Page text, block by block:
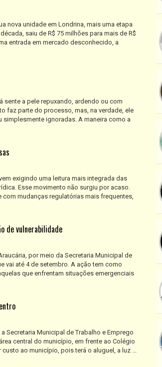
nova unidade em Londrina, mais uma etapa
saiu de R$ 75 milhões para mais de R$
entrada em mercado desconhecido, a
a pele repuxando, ardendo ou com
faz parte do processo, mas, na verdade, ele
ignoradas. A maneira como a
exigindo uma leitura mais integrada das
Esse movimento não surgiu por acaso.
mudanças regulatórias mais frequentes,
de vulnerabilidade
por meio da Secretaria Municipal de
vai até 4 de setembro. A ação tem como
que enfrentam situações emergenciais
Secretaria Municipal de Trabalho e Emprego
central do município, em frente ao Colégio
ao município, pois terá o aluguel, a luz ...